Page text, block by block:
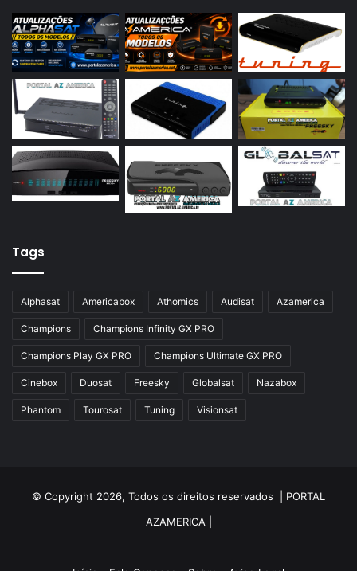
Azamerica S2010
Azamerica S2015
Azamerica S922
Azamerica S922 Mini
Azamerica S928
Azamerica Silver
Azamerica Silver GX PRO
Azamerica Silver IPTV
Azbox Like
Azfox
Azgold
Azplus
Azsat
Blade B1
Champions
Tags
Alphasat Americabox Athomics Audisat Azamerica
Champions Champions Infinity GX PRO
Champions Play GX PRO Champions Ultimate GX PRO
Cinebox Duosat Freesky Globalsat Nazabox
Phantom Tourosat Tuning Visionsat
© Copyright 2026, Todos os direitos reservados | PORTAL
AZAMERICA